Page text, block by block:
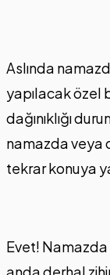
Aslında
yapılacak özel
dağınıklığı
namazda veya
tekrar konuya
Evet! Namazda